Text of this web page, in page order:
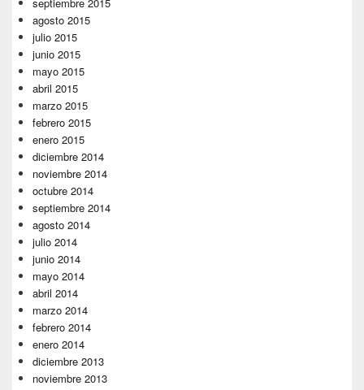
septiembre 2015
agosto 2015
julio 2015
junio 2015
mayo 2015
abril 2015
marzo 2015
febrero 2015
enero 2015
diciembre 2014
noviembre 2014
octubre 2014
septiembre 2014
agosto 2014
julio 2014
junio 2014
mayo 2014
abril 2014
marzo 2014
febrero 2014
enero 2014
diciembre 2013
noviembre 2013